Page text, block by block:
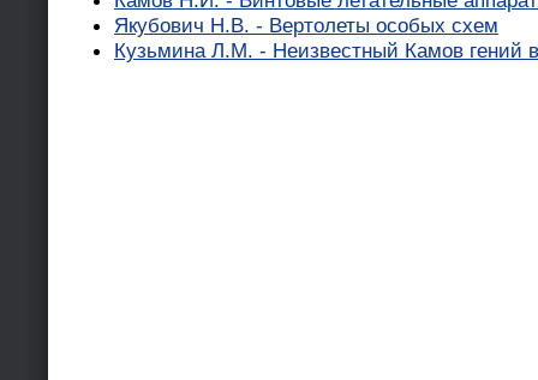
Якубович Н.В. - Вертолеты особых схем
Кузьмина Л.М. - Неизвестный Камов гений